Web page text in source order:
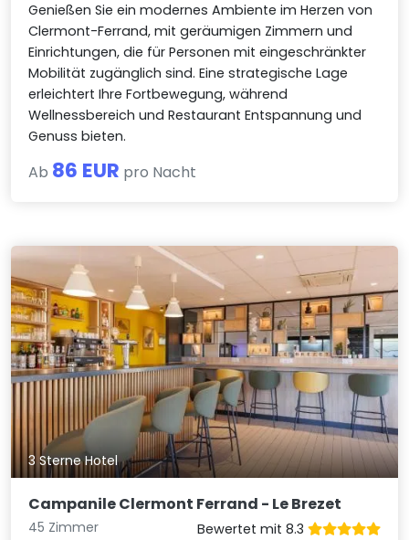
Genießen Sie ein modernes Ambiente im Herzen von
Clermont-Ferrand, mit geräumigen Zimmern und
Einrichtungen, die für Personen mit eingeschränkter
Mobilität zugänglich sind. Eine strategische Lage
erleichtert Ihre Fortbewegung, während
Wellnessbereich und Restaurant Entspannung und
Genuss bieten.
Ab 86 EUR pro Nacht
3 Sterne Hotel
Campanile Clermont Ferrand - Le Brezet
45 Zimmer
Bewertet mit 8.3